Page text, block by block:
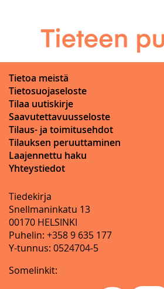
Tietoa meistä
Tietosuojaseloste
Tilaa uutiskirje
Saavutettavuusseloste
Tilaus- ja toimitusehdot
Tilauksen peruuttaminen
Laajennettu haku
Yhteystiedot
Tiedekirja
Snellmaninkatu 13
00170 HELSINKI
Puhelin: +358 9 635 177
Y-tunnus: 0524704-5
Somelinkit: